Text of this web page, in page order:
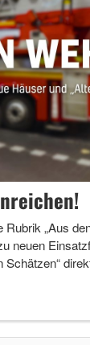
„Aus
neuen
Schätzen“